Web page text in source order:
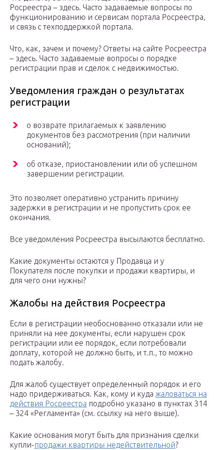
Росреестра – здесь. Часто задаваемые вопросы по
функционированию и сервисам портала Росреестра,
и связь с техподдержкой портала.
Что, как, зачем и почему? Ответы на сайте Росреестра
– здесь. Часто задаваемые вопросы о порядке
регистрации прав и сделок с недвижимостью.
Уведомления граждан о результатах
регистрации
о возврате прилагаемых к заявлению
документов без рассмотрения (при наличии
оснований);
об отказе, приостановлении или об успешном
завершении регистрации.
Это позволяет оперативно устранить причину
задержки в регистрации и не пропустить срок ее
окончания.
Все уведомления Росреестра высылаются бесплатно.
Какие документы остаются у Продавца и у
Покупателя после покупки и продажи квартиры, и
для чего они нужны?
Жалобы на действия Росреестра
Если в регистрации необоснованно отказали или не
приняли на нее документы, если нарушен срок
регистрации или ее порядок, если потребовали
доплату, которой не должно быть, и т.п., то можно
подать жалобу.
Для жалоб существует определенный порядок и его
надо придерживаться. Как, кому и куда жаловаться на
действия Росреестра подробно указано в пунктах 314
– 324 «Регламента» (см. ссылку на него выше).
Какие основания могут быть для признания сделки
купли-продажи квартиры недействительной?